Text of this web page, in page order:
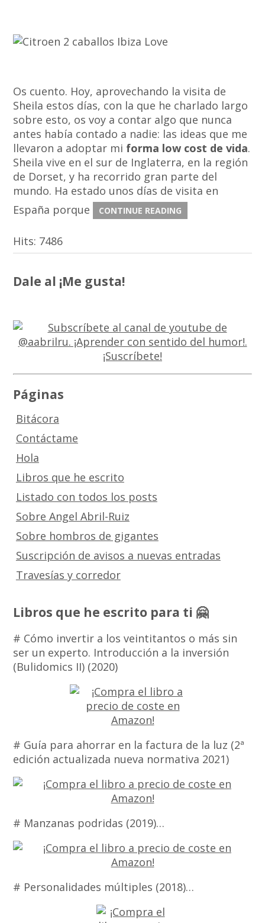
Os cuento. Hoy, aprovechando la visita de
Sheila estos días, con la que he charlado largo
sobre esto, os voy a contar algo que nunca
antes había contado a nadie: las ideas que me
llevaron a adoptar mi forma low cost de vida.
Sheila vive en el sur de Inglaterra, en la región
de Dorset, y ha recorrido gran parte del
mundo. Ha estado unos días de visita en
España porque
CONTINUE READING
Hits: 7486
Dale al ¡Me gusta!
Páginas
Bitácora
Contáctame
Hola
Libros que he escrito
Listado con todos los posts
Sobre Angel Abril-Ruiz
Sobre hombros de gigantes
Suscripción de avisos a nuevas entradas
Travesías y corredor
Libros que he escrito para ti 🤗
# Cómo invertir a los veintitantos o más sin
ser un experto. Introducción a la inversión
(Bulidomics II) (2020)
# Guía para ahorrar en la factura de la luz (2ª
edición actualizada nueva normativa 2021)
# Manzanas podridas (2019)…
# Personalidades múltiples (2018)…